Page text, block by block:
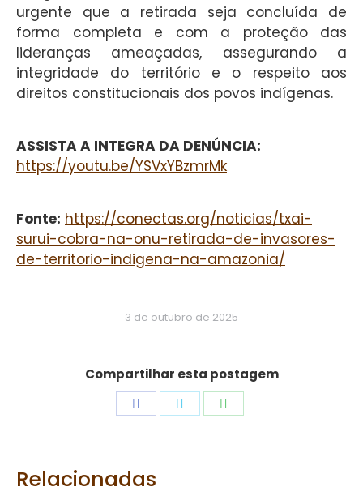
urgente que a retirada seja concluída de
forma completa e com a proteção das
lideranças ameaçadas, assegurando a
integridade do território e o respeito aos
direitos constitucionais dos povos indígenas.
ASSISTA A INTEGRA DA DENÚNCIA:
https://youtu.be/YSVxYBzmrMk
Fonte: https://conectas.org/noticias/txai-
surui-cobra-na-onu-retirada-de-invasores-
de-territorio-indigena-na-amazonia/
3 de outubro de 2025
Compartilhar esta postagem
Relacionadas